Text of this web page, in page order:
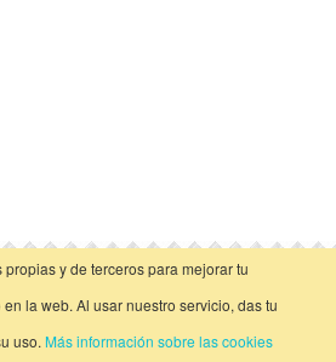
y de terceros para mejorar tu
la web. Al usar nuestro servicio, das tu
uso. Más información sobre las cookies
vista clásica